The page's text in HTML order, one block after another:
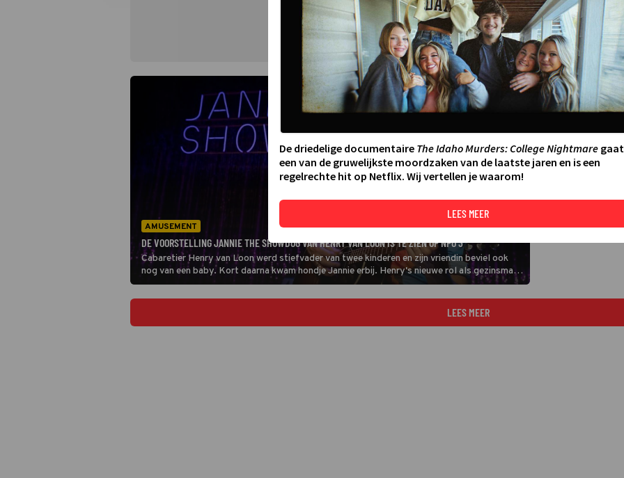
AMUSEMENT
DE VOORSTELLING JANNIE THE SHOWDOG VAN HENRY VAN LOON IS TE ZIEN OP NPO 3
Cabaretier Henry van Loon werd stiefvader van twee kinderen en zijn vriendin beviel ook
nog van een baby. Kort daarna kwam hondje Jannie erbij. Henry's nieuwe rol als gezinsman
is de rode draad in de voorstelling Jannie the Showdog.
LEES MEER
De driedelige documentaire The Idaho Murders: College Nightmaregaat
een van de gruwelijkste moordzaken van de laatste jaren en is een
regelrechte hit op Netflix. Wij vertellen je waarom!
LEES MEER